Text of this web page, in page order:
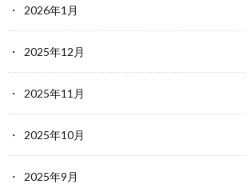
2026年1月
2025年12月
2025年11月
2025年10月
2025年9月